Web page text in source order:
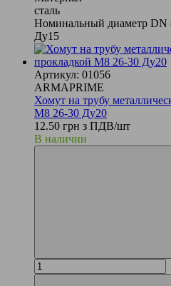
сталь
Номинальный диаметр DN
Ду15
Артикул: 01056
ARMAPRIME
Хомут на трубу
М8 26-30 Ду20
12.50 грн з ПДВ/шт
В наличии